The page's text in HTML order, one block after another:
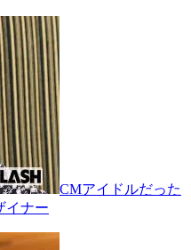
CMアイドルだった
イナー